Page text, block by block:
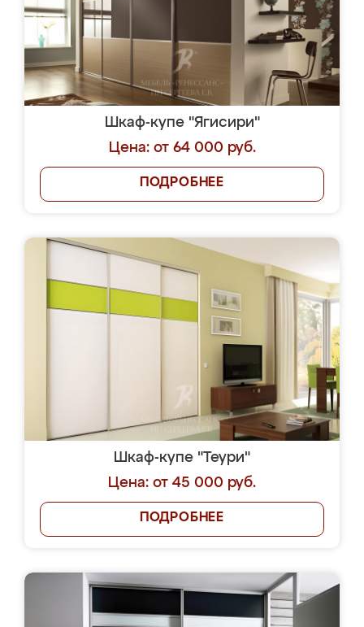
Шкаф-купе "Ягисири"
Цена: от 64 000 руб.
ПОДРОБНЕЕ
Шкаф-купе "Теури"
Цена: от 45 000 руб.
ПОДРОБНЕЕ